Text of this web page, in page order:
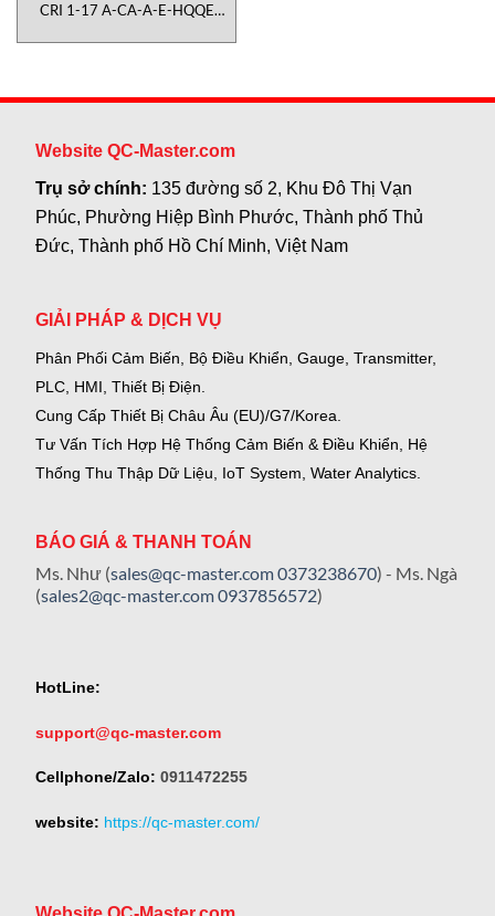
CRI 1-17 A-CA-A-E-HQQE
Pump Grundfos Vietnam
Website QC-Master.com
Trụ sở chính: 135 đường số 2, Khu Đô Thị Vạn
Phúc, Phường Hiệp Bình Phước, Thành phố Thủ
Đức, Thành phố Hồ Chí Minh, Việt Nam
GIẢI PHÁP & DỊCH VỤ
Phân Phối Cảm Biến, Bộ Điều Khiển, Gauge, Transmitter,
PLC, HMI, Thiết Bị Điện.
Cung Cấp Thiết Bị Châu Âu (EU)/G7/Korea.
Tư Vấn Tích Hợp Hệ Thống Cảm Biến & Điều Khiển, Hệ
Thống Thu Thập Dữ Liệu, IoT System, Water Analytics.
BÁO GIÁ & THANH TOÁN
Ms. Như (sales@qc-master.com0373238670) - Ms. Ngà
(sales2@qc-master.com0937856572)
HotLine:
support@qc-master.com
Cellphone/Zalo: 0911472255
website: https://qc-master.com/